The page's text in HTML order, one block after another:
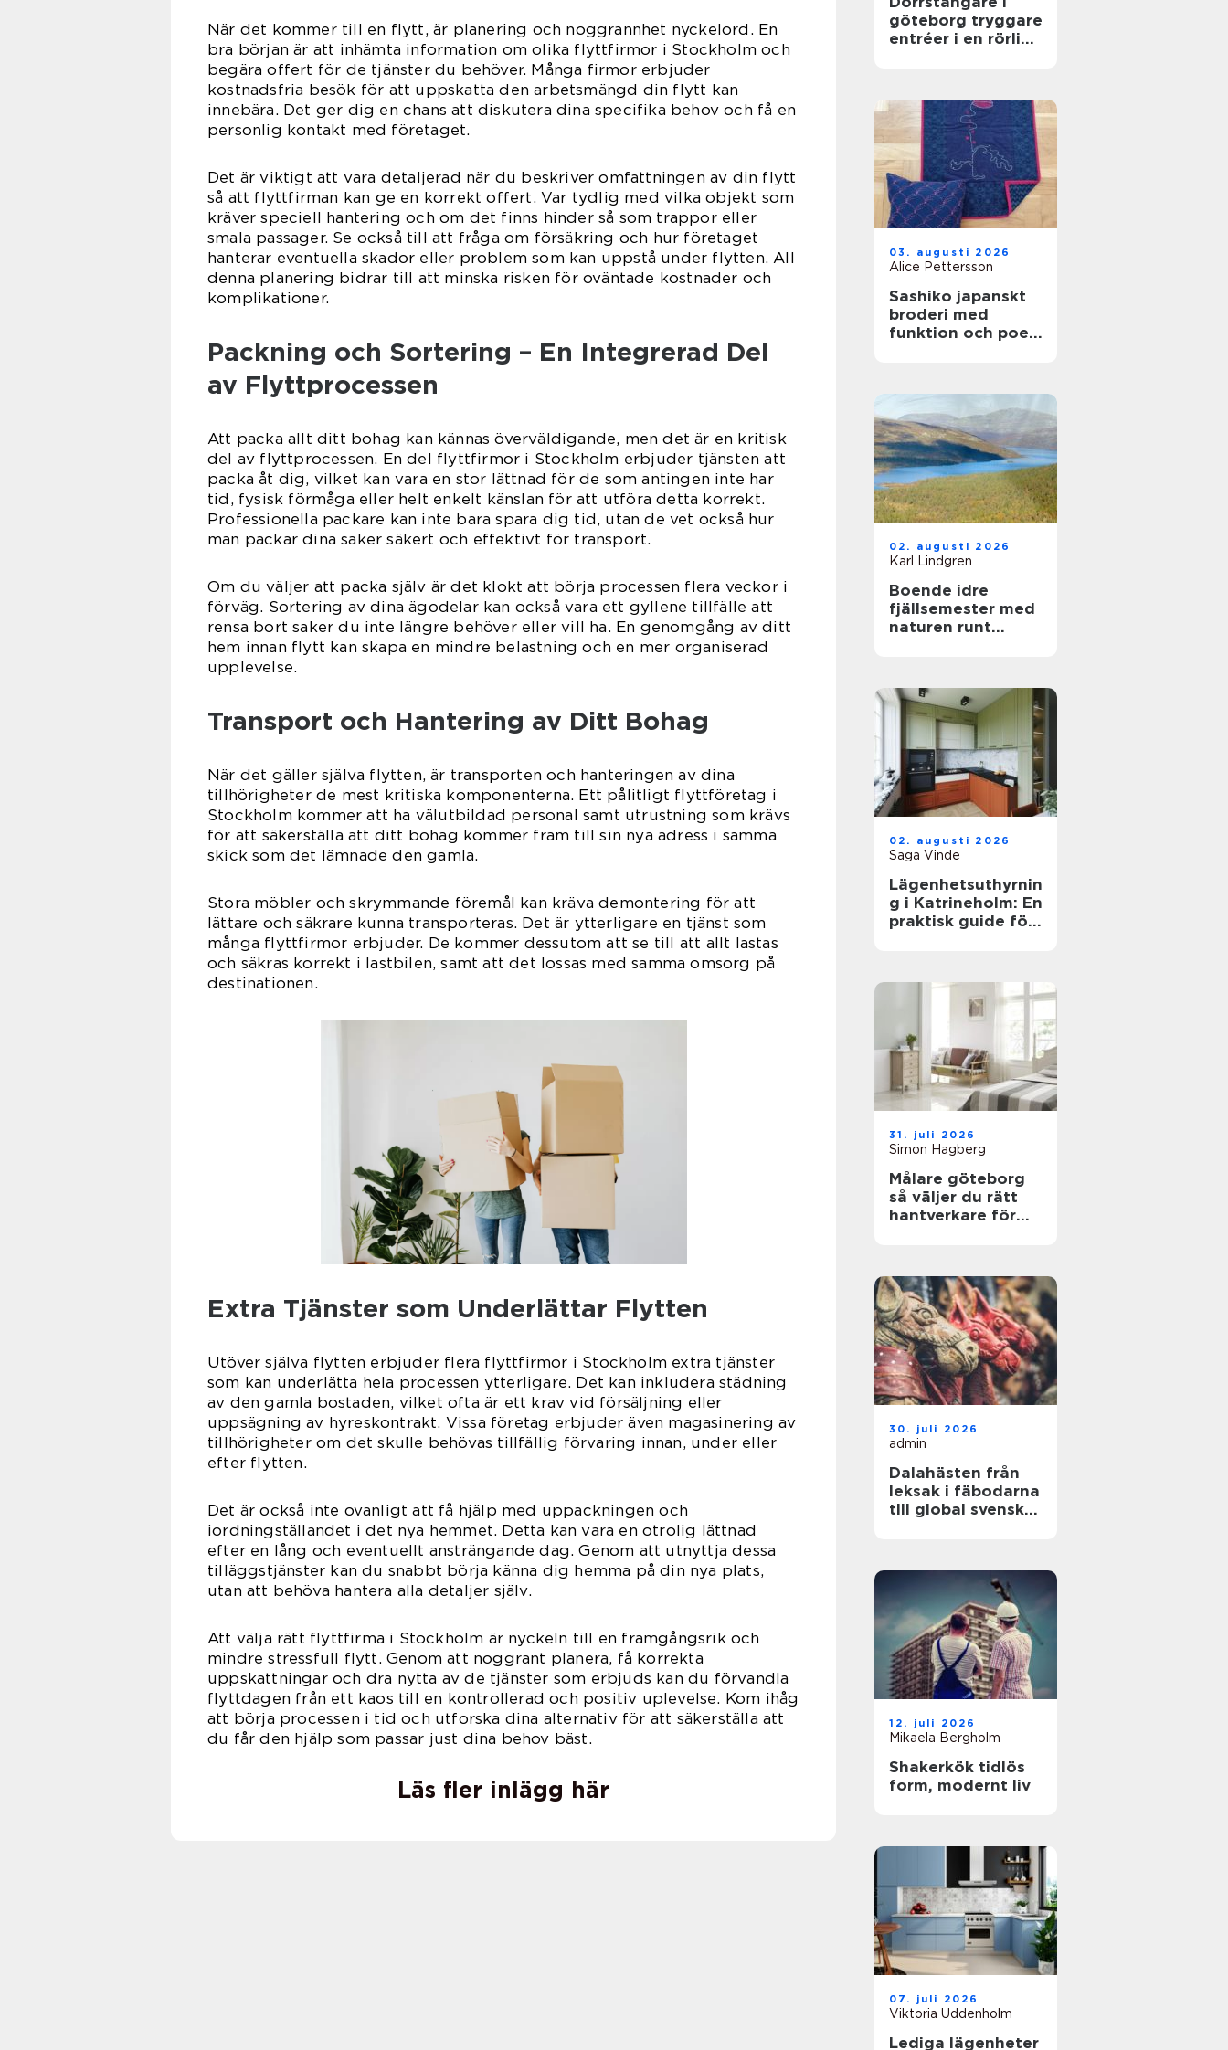
När det kommer till en flytt, är planering och noggrannhet nyckelord. En
bra början är att inhämta information om olika flyttfirmor i Stockholm och
begära offert för de tjänster du behöver. Många firmor erbjuder
kostnadsfria besök för att uppskatta den arbetsmängd din flytt kan
innebära. Det ger dig en chans att diskutera dina specifika behov och få en
personlig kontakt med företaget.
Det är viktigt att vara detaljerad när du beskriver omfattningen av din flytt
så att flyttfirman kan ge en korrekt offert. Var tydlig med vilka objekt som
kräver speciell hantering och om det finns hinder så som trappor eller
smala passager. Se också till att fråga om försäkring och hur företaget
hanterar eventuella skador eller problem som kan uppstå under flytten. All
denna planering bidrar till att minska risken för oväntade kostnader och
komplikationer.
Packning och Sortering – En Integrerad Del
av Flyttprocessen
Att packa allt ditt bohag kan kännas överväldigande, men det är en kritisk
del av flyttprocessen. En del flyttfirmor i Stockholm erbjuder tjänsten att
packa åt dig, vilket kan vara en stor lättnad för de som antingen inte har
tid, fysisk förmåga eller helt enkelt känslan för att utföra detta korrekt.
Professionella packare kan inte bara spara dig tid, utan de vet också hur
man packar dina saker säkert och effektivt för transport.
Om du väljer att packa själv är det klokt att börja processen flera veckor i
förväg. Sortering av dina ägodelar kan också vara ett gyllene tillfälle att
rensa bort saker du inte längre behöver eller vill ha. En genomgång av ditt
hem innan flytt kan skapa en mindre belastning och en mer organiserad
upplevelse.
Transport och Hantering av Ditt Bohag
När det gäller själva flytten, är transporten och hanteringen av dina
tillhörigheter de mest kritiska komponenterna. Ett pålitligt flyttföretag i
Stockholm kommer att ha välutbildad personal samt utrustning som krävs
för att säkerställa att ditt bohag kommer fram till sin nya adress i samma
skick som det lämnade den gamla.
Stora möbler och skrymmande föremål kan kräva demontering för att
lättare och säkrare kunna transporteras. Det är ytterligare en tjänst som
många flyttfirmor erbjuder. De kommer dessutom att se till att allt lastas
och säkras korrekt i lastbilen, samt att det lossas med samma omsorg på
destinationen.
Extra Tjänster som Underlättar Flytten
Utöver själva flytten erbjuder flera flyttfirmor i Stockholm extra tjänster
som kan underlätta hela processen ytterligare. Det kan inkludera städning
av den gamla bostaden, vilket ofta är ett krav vid försäljning eller
uppsägning av hyreskontrakt. Vissa företag erbjuder även magasinering av
tillhörigheter om det skulle behövas tillfällig förvaring innan, under eller
efter flytten.
Det är också inte ovanligt att få hjälp med uppackningen och
iordningställandet i det nya hemmet. Detta kan vara en otrolig lättnad
efter en lång och eventuellt ansträngande dag. Genom att utnyttja dessa
tilläggstjänster kan du snabbt börja känna dig hemma på din nya plats,
utan att behöva hantera alla detaljer själv.
Att välja rätt flyttfirma i Stockholm är nyckeln till en framgångsrik och
mindre stressfull flytt. Genom att noggrant planera, få korrekta
uppskattningar och dra nytta av de tjänster som erbjuds kan du förvandla
flyttdagen från ett kaos till en kontrollerad och positiv uplevelse. Kom ihåg
att börja processen i tid och utforska dina alternativ för att säkerställa att
du får den hjälp som passar just dina behov bäst.
Läs fler inlägg här
göteborg tryggare
entréer i en rörlig
03. augusti 2026
Alice Pettersson
Sashiko japanskt
broderi med
funktion och poesi
02. augusti 2026
Karl Lindgren
Boende idre
fjällsemester med
naturen runt
02. augusti 2026
Saga Vinde
Lägenhetsuthyrnin
g i Katrineholm: En
praktisk guide för
31. juli 2026
Simon Hagberg
Målare göteborg
så väljer du rätt
hantverkare för
30. juli 2026
admin
Dalahästen från
leksak i fäbodarna
till global svensk
12. juli 2026
Mikaela Bergholm
Shakerkök tidlös
form, modernt liv
07. juli 2026
Viktoria Uddenholm
Lediga lägenheter